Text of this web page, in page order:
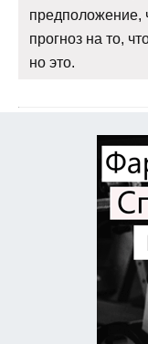
предположение,
прогноз на то,
но это.